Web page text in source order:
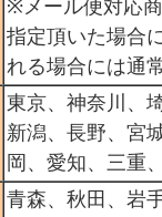
※メール便対応
指定頂いた場合
れる場合には通
東京、神奈川、
新潟、長野、宮
岡、愛知、三重
青森、秋田、岩